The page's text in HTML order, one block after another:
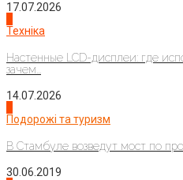
17.07.2026
Техніка
Настенные LCD-дисплеи: где
зачем...
14.07.2026
Подорожі та туризм
В Стамбуле возведут мост по
30.06.2019